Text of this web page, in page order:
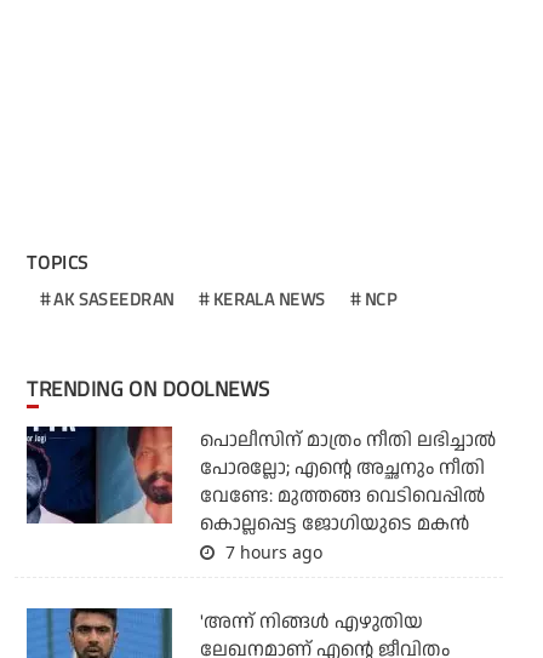
TOPICS
AK SASEEDRAN KERALA NEWS NCP
TRENDING ON DOOLNEWS
പൊലീസിന് മാത്രം നീതി ലഭിച്ചാല്‍
പോരല്ലോ; എന്റെ അച്ഛനും നീതി
വേണ്ടേ: മുത്തങ്ങ വെടിവെപ്പില്‍
കൊല്ലപ്പെട്ട ജോഗിയുടെ മകന്‍
7 hours ago
'അന്ന് നിങ്ങള്‍ എഴുതിയ
ലേഖനമാണ് എന്റെ ജീവിതം